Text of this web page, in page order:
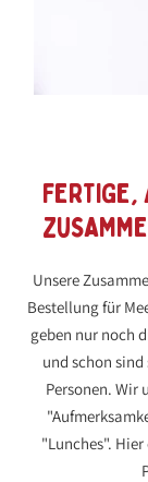
FERTIGE,
Unsere
Bestellung für
geben nur noch
und schon
Personen. Wir
"Lunches".